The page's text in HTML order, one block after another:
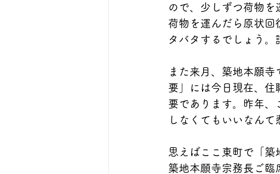
ので、少しずつ荷物を
荷物を運んだら原状回
タバタするでしょう。
また来月、築地本願
要」には今日現在、
要であります。昨年、
しなくてもいいなん
思えばここ東町で「
築地本願寺宗務長ご臨